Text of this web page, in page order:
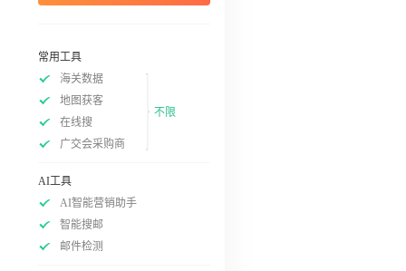
常用工具
海关数据
地图获客
在线搜
广交会采购商
不限
AI工具
AI智能营销助手
智能搜邮
邮件检测